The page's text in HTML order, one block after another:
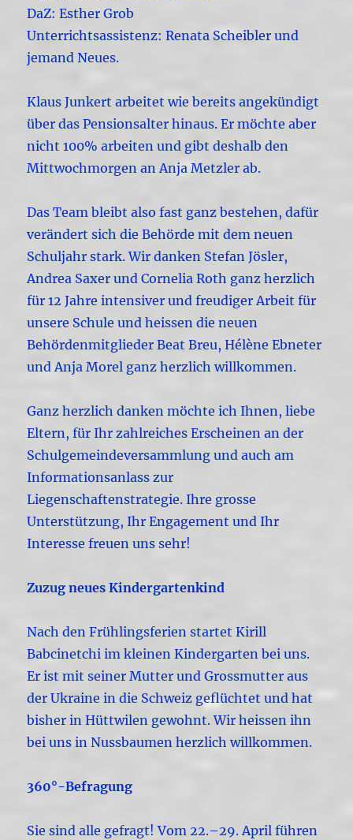
DaZ: Esther Grob
Unterrichtsassistenz: Renata Scheibler und
jemand Neues.
Klaus Junkert arbeitet wie bereits angekündigt
über das Pensionsalter hinaus. Er möchte aber
nicht 100% arbeiten und gibt deshalb den
Mittwochmorgen an Anja Metzler ab.
Das Team bleibt also fast ganz bestehen, dafür
verändert sich die Behörde mit dem neuen
Schuljahr stark. Wir danken Stefan Jösler,
Andrea Saxer und Cornelia Roth ganz herzlich
für 12 Jahre intensiver und freudiger Arbeit für
unsere Schule und heissen die neuen
Behördenmitglieder Beat Breu, Hélène Ebneter
und Anja Morel ganz herzlich willkommen.
Ganz herzlich danken möchte ich Ihnen, liebe
Eltern, für Ihr zahlreiches Erscheinen an der
Schulgemeindeversammlung und auch am
Informationsanlass zur
Liegenschaftenstrategie. Ihre grosse
Unterstützung, Ihr Engagement und Ihr
Interesse freuen uns sehr!
Zuzug neues Kindergartenkind
Nach den Frühlingsferien startet Kirill
Babcinetchi im kleinen Kindergarten bei uns.
Er ist mit seiner Mutter und Grossmutter aus
der Ukraine in die Schweiz geflüchtet und hat
bisher in Hüttwilen gewohnt. Wir heissen ihn
bei uns in Nussbaumen herzlich willkommen.
360°-Befragung
Sie sind alle gefragt! Vom 22.–29. April führen